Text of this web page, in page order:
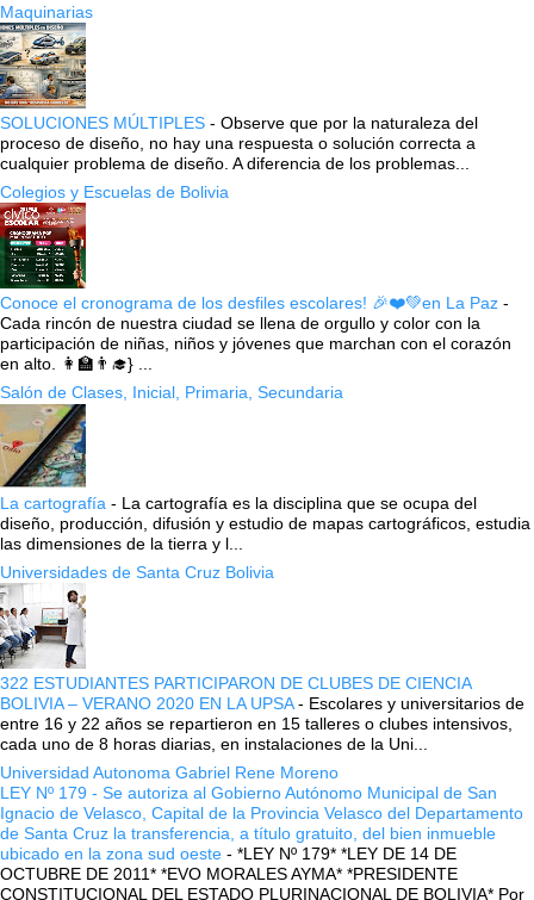
Maquinarias
SOLUCIONES MÚLTIPLES - Observe que por la naturaleza del
proceso de diseño, no hay una respuesta o solución correcta a
cualquier problema de diseño. A diferencia de los problemas...
Colegios y Escuelas de Bolivia
Conoce el cronograma de los desfiles escolares! 🎉❤️💚en La Paz -
Cada rincón de nuestra ciudad se llena de orgullo y color con la
participación de niñas, niños y jóvenes que marchan con el corazón
en alto. 👩‍🏫👨‍🎓} ...
Salón de Clases, Inicial, Primaria, Secundaria
La cartografía - La cartografía es la disciplina que se ocupa del
diseño, producción, difusión y estudio de mapas cartográficos, estudia
las dimensiones de la tierra y l...
Universidades de Santa Cruz Bolivia
322 ESTUDIANTES PARTICIPARON DE CLUBES DE CIENCIA
BOLIVIA – VERANO 2020 EN LA UPSA- Escolares y universitarios de
entre 16 y 22 años se repartieron en 15 talleres o clubes intensivos,
cada uno de 8 horas diarias, en instalaciones de la Uni...
Universidad Autonoma Gabriel Rene Moreno
LEY Nº 179 - Se autoriza al Gobierno Autónomo Municipal de San
Ignacio de Velasco, Capital de la Provincia Velasco del Departamento
de Santa Cruz la transferencia, a título gratuito, del bien inmueble
ubicado en la zona sud oeste - *LEY Nº 179* *LEY DE 14 DE
OCTUBRE DE 2011* *EVO MORALES AYMA* *PRESIDENTE
CONSTITUCIONAL DEL ESTADO PLURINACIONAL DE BOLIVIA* Por